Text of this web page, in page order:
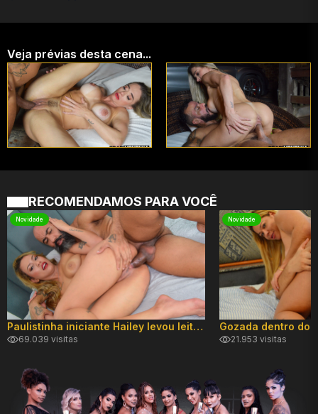
Veja prévias desta cena...
RECOMENDAMOS PARA VOCÊ
Novidade
Paulistinha iniciante Hailey levou leite no cuzinho!
69.039 visitas
Novidade
21.953 visitas